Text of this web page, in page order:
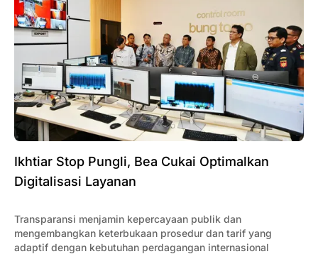
Ikhtiar Stop Pungli, Bea Cukai Optimalkan
Digitalisasi Layanan
Transparansi menjamin kepercayaan publik dan
mengembangkan keterbukaan prosedur dan tarif yang
adaptif dengan kebutuhan perdagangan internasional